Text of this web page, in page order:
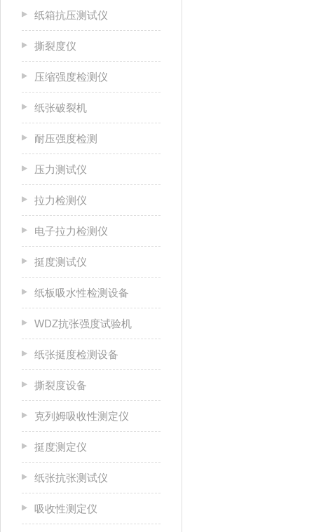
纸箱抗压测试仪
撕裂度仪
压缩强度检测仪
纸张破裂机
耐压强度检测
压力测试仪
拉力检测仪
电子拉力检测仪
挺度测试仪
纸板吸水性检测设备
WDZ抗张强度试验机
纸张挺度检测设备
撕裂度设备
克列姆吸收性测定仪
挺度测定仪
纸张抗张测试仪
吸收性测定仪